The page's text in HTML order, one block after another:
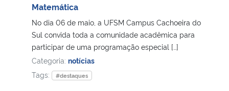
Matemática
No dia 06 de maio, a UFSM Campus Cachoeira do
Sul convida toda a comunidade acadêmica para
participar de uma programação especial […]
Categoria: notícias
Tags:
#destaques